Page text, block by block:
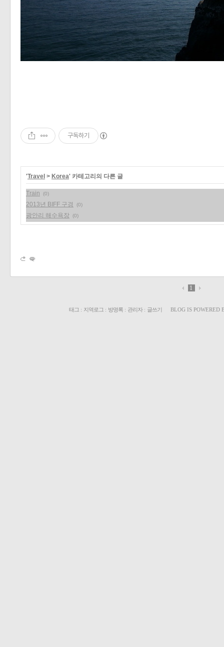
구독하기
'Travel > Korea' 카테고리의 다른 글
Train (0)
2013년 BIFF 구경 (0)
광안리 해수욕장 (0)
1
태그 : 지역로그 : 방명록 : 관리자: 글쓰기 BLOG IS POWERED